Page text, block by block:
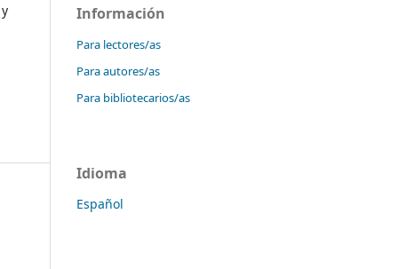
Información
Para lectores/as
Para autores/as
Para bibliotecarios/as
Idioma
Español